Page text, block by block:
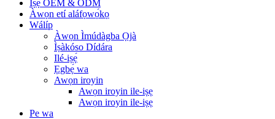
Iṣẹ OEM & ODM
Àwọn etí aláfọwọ́kọ
Wálíp
Àwọn Ìmúdàgba Ọjà
Ìṣàkóso Dídára
Ilé-iṣẹ́
Ẹgbẹ́ wa
Awọn iroyin
Awọn iroyin ile-iṣẹ
Awọn iroyin ile-iṣẹ
Pe wa